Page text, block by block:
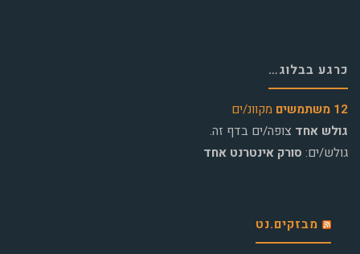
כרגע בבלוג…
12 משתמשים
מקוונ/ים
גולש אחד צופה/ים בדף זה.
גולש/ים: סורק אינטרנט אחד
מבזקים.נט